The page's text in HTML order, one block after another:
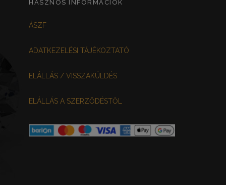
HASZNOS INFORMÁCIÓK
ÁSZF
ADATKEZELÉSI TÁJÉKOZTATÓ
ELÁLLÁS / VISSZAKÜLDÉS
ELÁLLÁS A SZERZŐDÉSTŐL